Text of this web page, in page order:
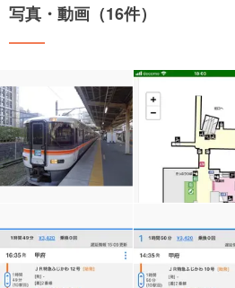
写真・動画（16件）